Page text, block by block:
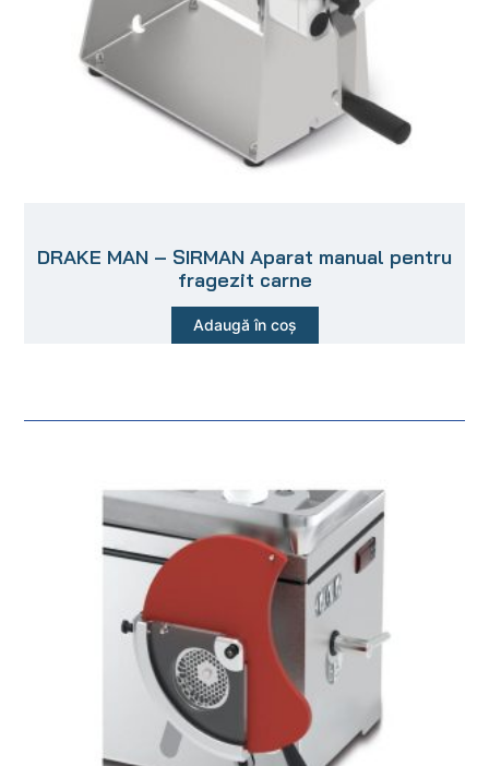
DRAKE MAN – SIRMAN Aparat manual pentru
fragezit carne
Adaugă în coș